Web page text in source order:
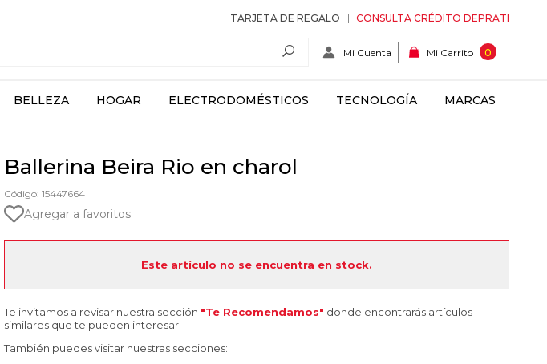
TARJETA DE REGALO CONSULTA CRÉDITO DEPRATI
Mi Cuenta Mi Carrito 0
BELLEZA HOGAR ELECTRODOMÉSTICOS TECNOLOGÍA MARCAS
Ballerina Beira Rio en charol
Código: 15447664
Agregar a favoritos
Este artículo no se encuentra en stock.
Te invitamos a revisar nuestra sección "Te Recomendamos" donde encontrarás artículos
similares que te pueden interesar.
También puedes visitar nuestras secciones: